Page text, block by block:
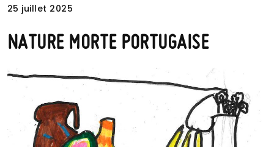
25 juillet 2025
NATURE MORTE PORTUGAISE